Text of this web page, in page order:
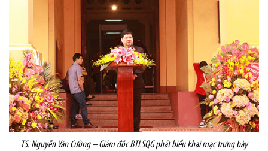
TS. Nguyễn Văn Cường – Giám đốc BTLSQG phát biểu khai mạc trưng bày